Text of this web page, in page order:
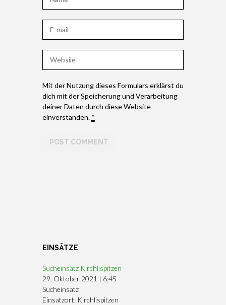
Mit der Nutzung dieses Formulars erklärst du
dich mit der Speicherung und Verarbeitung
deiner Daten durch diese Website
einverstanden. *
EINSÄTZE
Sucheinsatz Kirchlispitzen
29. Oktober 2021 | 6:45
Sucheinsatz
Einsatzort: Kirchlispitzen